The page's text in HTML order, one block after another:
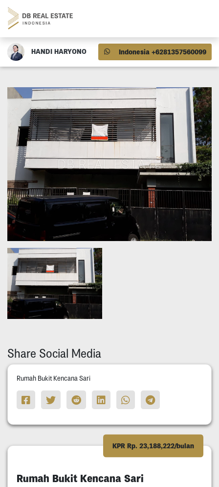
HANDI HARYONO Indonesia +6281357560099
Share Social Media
Rumah Bukit Kencana Sari
KPR Rp. 23,188,222/bulan
Rumah Bukit Kencana Sari